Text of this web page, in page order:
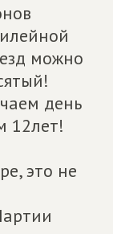
можно
день
12лет!
это не